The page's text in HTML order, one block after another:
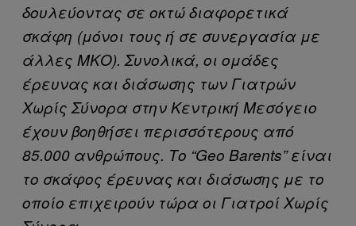
δουλεύοντας σε οκτώ διαφορετικά
σκάφη (μόνοι τους ή σε συνεργασία με
άλλες ΜΚΟ). Συνολικά, οι ομάδες
έρευνας και διάσωσης των Γιατρών
Χωρίς Σύνορα στην Κεντρική Μεσόγειο
έχουν βοηθήσει περισσότερους από
85.000 ανθρώπους. Το “Geo Barents” είναι
το σκάφος έρευνας και διάσωσης με το
οποίο επιχειρούν τώρα οι Γιατροί Χωρίς